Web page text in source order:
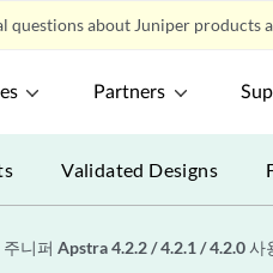
questions about Juniper products
Partners
Validated Designs
주니퍼 Apstra 4.2.2 / 4.2.1 / 4.2.0 사